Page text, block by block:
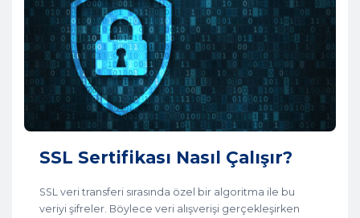
SSL Sertifikası Nasıl Çalışır?
SSL veri transferi sırasında özel bir algoritma ile bu
veriyi şifreler. Böylece veri alışverişi gerçekleşirken